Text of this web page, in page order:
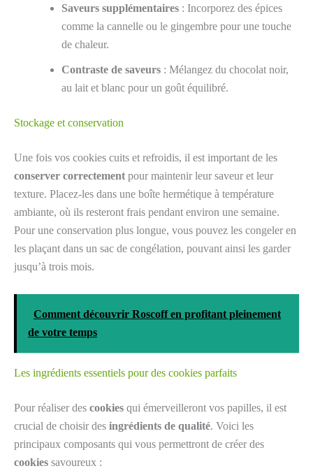
Saveurs supplémentaires : Incorporez des épices
comme la cannelle ou le gingembre pour une touche
de chaleur.
Contraste de saveurs : Mélangez du chocolat noir,
au lait et blanc pour un goût équilibré.
Stockage et conservation
Une fois vos cookies cuits et refroidis, il est important de les
conserver correctement pour maintenir leur saveur et leur
texture. Placez-les dans une boîte hermétique à température
ambiante, où ils resteront frais pendant environ une semaine.
Pour une conservation plus longue, vous pouvez les congeler en
les plaçant dans un sac de congélation, pouvant ainsi les garder
jusqu’à trois mois.
Comment découvrir Roscoff en profitant pleinement
de votre temps
Les ingrédients essentiels pour des cookies parfaits
Pour réaliser des cookies qui émerveilleront vos papilles, il est
crucial de choisir des ingrédients de qualité. Voici les
principaux composants qui vous permettront de créer des
cookies savoureux :